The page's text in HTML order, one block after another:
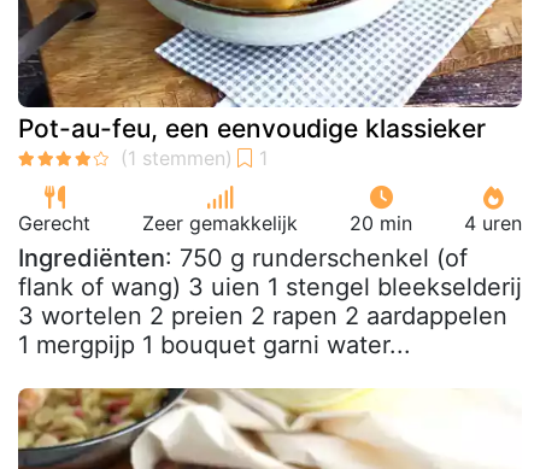
Pot-au-feu, een eenvoudige klassieker
Gerecht Zeer gemakkelijk 20 min 4 uren
Ingrediënten: 750 g runderschenkel (of
flank of wang) 3 uien 1 stengel bleekselderij
3 wortelen 2 preien 2 rapen 2 aardappelen
1 mergpijp 1 bouquet garni water...